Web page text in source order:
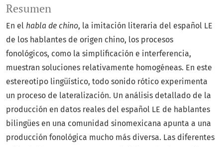
Resumen
En el habla de chino, la imitación literaria del español LE
de los hablantes de origen chino, los procesos
fonológicos, como la simplificación e interferencia,
muestran soluciones relativamente homogéneas. En este
estereotipo lingüístico, todo sonido rótico experimenta
un proceso de lateralización. Un análisis detallado de la
producción en datos reales del español LE de hablantes
bilingües en una comunidad sinomexicana apunta a una
producción fonológica mucho más diversa. Las diferentes